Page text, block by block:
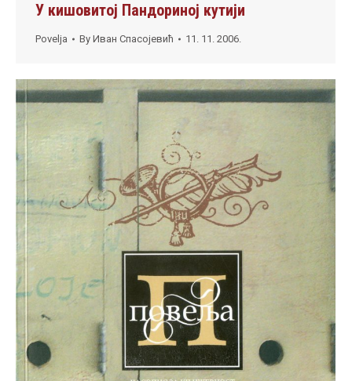
У кишовитој Пандориној кутији
Povelja By Иван Спасојевић 11. 11. 2006.